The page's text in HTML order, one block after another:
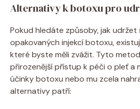
Alternativy k ‌botoxu pro
Pokud hledáte způsoby, jak⁣ udržet
opakovaných injekcí ⁤botoxu,
‌které byste ​měli zvážit. Tyto
přirozenější přístup k⁤ péči o⁣ pleť a
účinky ‍botoxu nebo mu zcela
‍alternativy patří: